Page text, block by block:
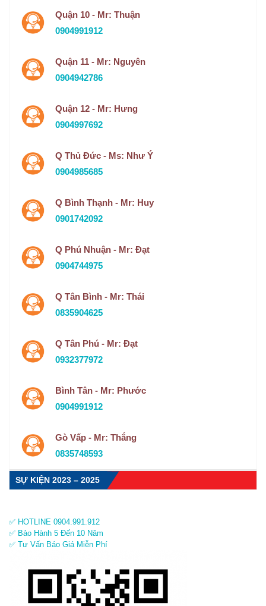
Quận 10 - Mr: Thuận
0904991912
Quận 11 - Mr: Nguyên
0904942786
Quận 12 - Mr: Hưng
0904997692
Q Thủ Đức - Ms: Như Ý
0904985685
Q Bình Thạnh - Mr: Huy
0901742092
Q Phú Nhuận - Mr: Đạt
0904744975
Q Tân Bình - Mr: Thái
0835904625
Q Tân Phú - Mr: Đạt
0932377972
Bình Tân - Mr: Phước
0904991912
Gò Vấp - Mr: Thắng
0835748593
SỰ KIỆN 2023 – 2025
✅ HOTLINE 0904.991.912
✅ Bảo Hành 5 Đến 10 Năm
✅ Tư Vấn Báo Giá Miễn Phí